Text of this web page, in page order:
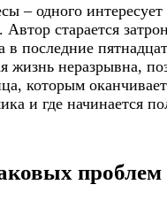
– одного
старается
последние
жизнь неразрывна,
которым
и где начинается
проблем